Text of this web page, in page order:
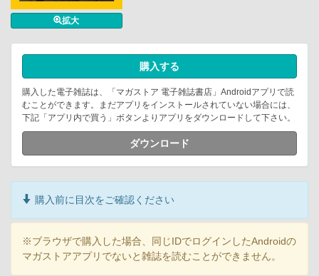
拡大
購入する
購入した電子雑誌は、「マガストア 電子雑誌書店」Androidアプリで読
むことができます。まだアプリをインストールされていない場合には、
下記「アプリ内で買う」ボタンよりアプリをダウンロードして下さい。
ダウンロード
購入前に目次をご確認ください
※ブラウザで購入した場合、同じIDでログインしたAndroidの
マガストアアプリでないと雑誌を読むことができません。